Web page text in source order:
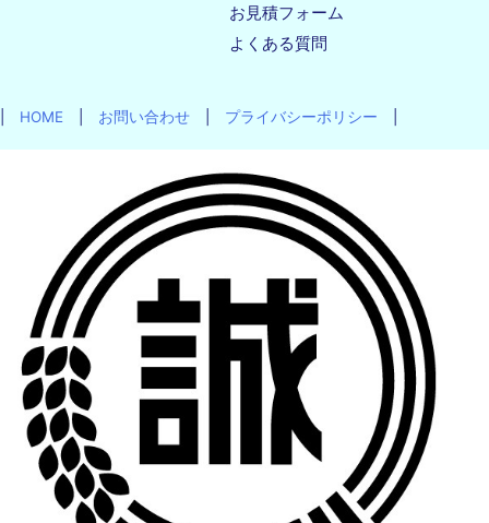
お見積フォーム
よくある質問
HOME お問い合わせ プライバシーポリシー